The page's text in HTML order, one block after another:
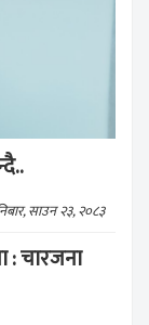
साउन २३, २०८३
: चारजना